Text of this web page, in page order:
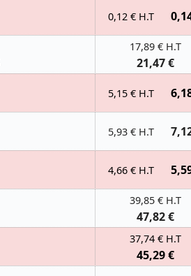
0,12 € H.T
17,89 € H.T
21,47 €
5,15 € H.T
5,93 € H.T
4,66 € H.T
39,85 € H.T
47,82 €
37,74 € H.T
45,29 €